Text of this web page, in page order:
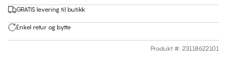
GRATIS levering til butikk
Enkel retur og bytte
Produkt #: 23118622101